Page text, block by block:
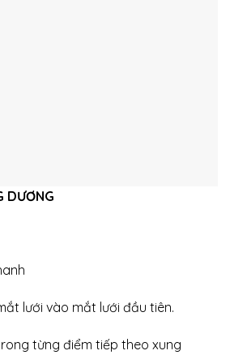
DƯƠNG
lưới vào mắt lưới đầu tiên.
từng điểm tiếp theo xung